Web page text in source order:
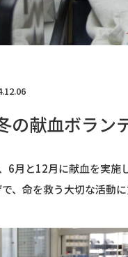
の献血ボラン
6月と12月に献血を実施
、命を救う大切な活動